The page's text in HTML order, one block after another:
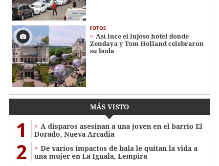
FOTOS
Así luce el lujoso hotel donde
Zendaya y Tom Holland celebraron
su boda
MÁS VISTO
1
A disparos asesinan a una joven en el barrio El
Dorado, Nueva Arcadia
2
De varios impactos de bala le quitan la vida a
una mujer en La Iguala, Lempira